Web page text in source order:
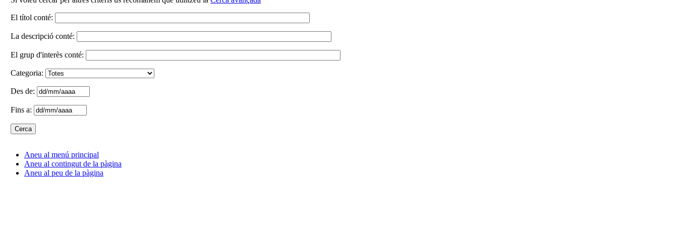
El títol conté:
La descripció conté:
El grup d'interès conté:
Categoria:
Des de:
Fins a:
Aneu al menú principal
Aneu al contingut de la pàgina
Aneu al peu de la pàgina